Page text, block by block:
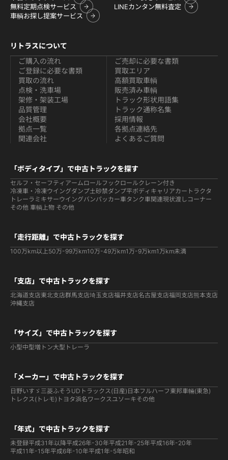
無料定期点検サービス
LINEカンタン無料査定
車輌お探し提案サービス
リトラスについて
ご購入の流れ
ご登録に必要な書類
買取の流れ
ご売却に必要な書類
買取エリア
高額買取車輌
点検・洗車場
架修・架装工場
品質管理
販売済み車輌
トラック形状用語集
トラック通称名集
会社概要
拠点一覧
関連会社
採用情報
各拠点連絡先
よくあるご質問
「ボディタイプ」で中古トラックを探す
セルフ・セーフティ アームロールフックロールクレーン付き
冷凍車・冷凍ウイングダンプ土砂禁ダンプ平ボディ キャリアカー トラクタ
トレーラ ミキサーウイングバンパッカー車タンク車関連現状渡しコーナー
その他 車輌 上物 その他
「走行距離」で中古トラックを探す
100万km以上50万-99万km10万-49万km1万-9万km1万km未満
「支店」で中古トラックを探す
北海道支店東北支店群馬支店埼玉支店福井支店名古屋支店福岡支店熊本支店
沖縄支店
「サイズ」で中古トラックを探す
小型中型増トン大型 トレーラ
「メーカー」で中古トラックを探す
日野いすゞ 三菱ふそう UDトラックス(日産) 日本フルハーフ 東邦車輛(東急)
トレクス(トレモ) トヨタ浜名ワークス ユソーキその他
「年式」で中古トラックを探す
未登録平成31年以降平成26年-30年平成21年-25年平成16年-20年
平成11年-15年平成6年-10年平成1年-5年昭和